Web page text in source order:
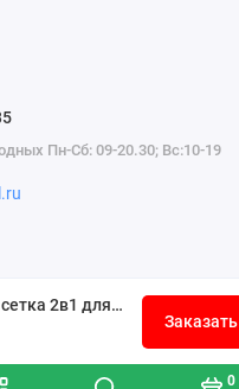
0
Чехол-москитная сетка 2в1 для качелей Варадеро
Заказать
Пн-Сб: 09-20.30; Вс:10-19